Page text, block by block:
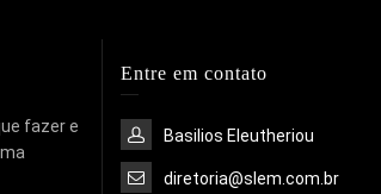
fazer e
Entre em contato
Basilios Eleutheriou
diretoria@slem.com.br